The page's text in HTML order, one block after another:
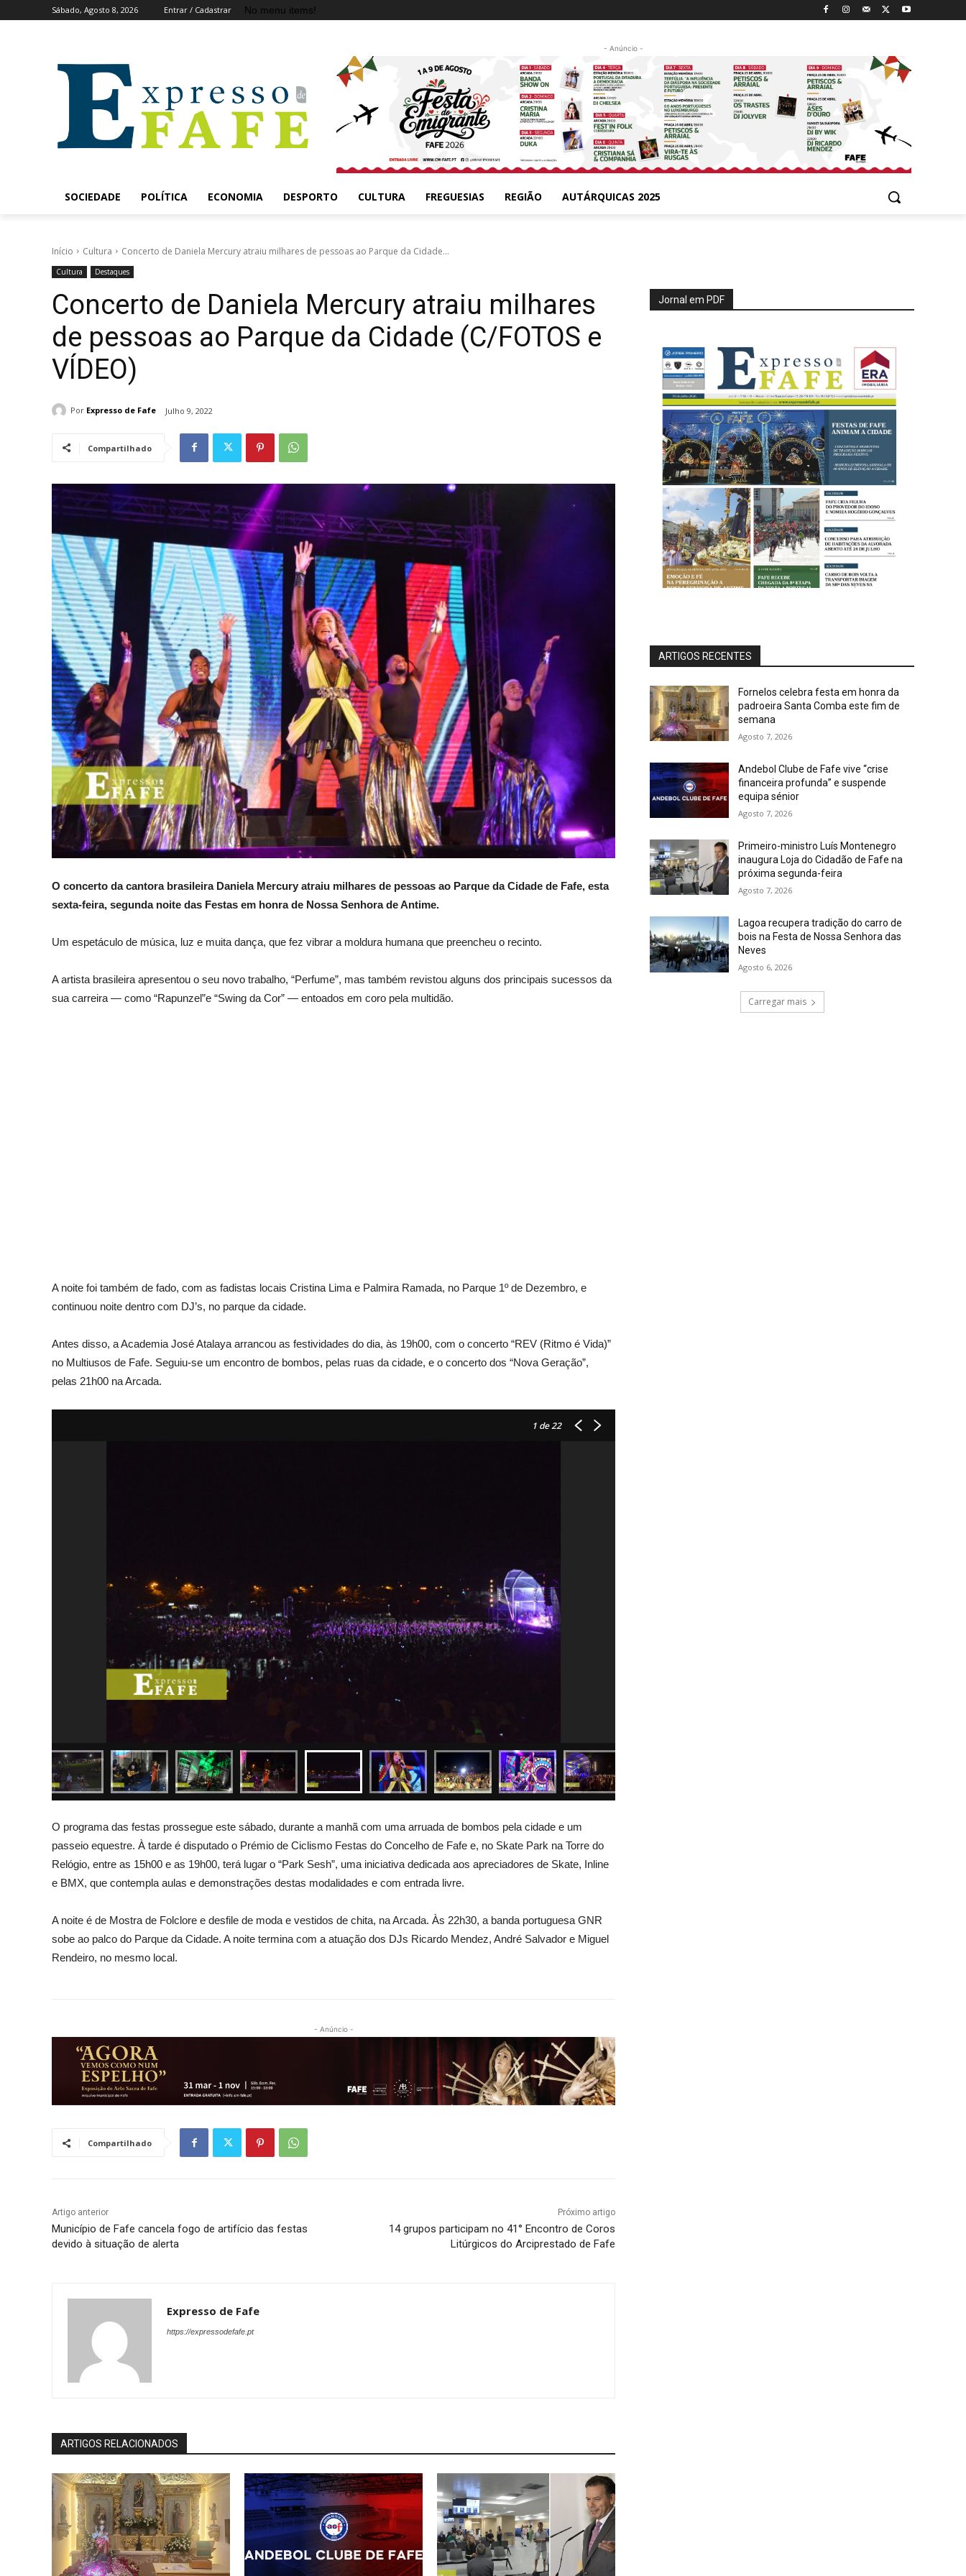
Sábado, Agosto 8, 2026 Entrar / Cadastrar No menu items!
- Anúncio -
SOCIEDADE POLÍTICA ECONOMIA DESPORTO CULTURA FREGUESIAS REGIÃO AUTÁRQUICAS 2025
Início Cultura Concerto de Daniela Mercury atraiu milhares de pessoas ao Parque da Cidade...
Cultura Destaques
Concerto de Daniela Mercury atraiu milhares
de pessoas ao Parque da Cidade (C/FOTOS e
VÍDEO)
Por Expresso de Fafe Julho 9, 2022
Compartilhado
O concerto da cantora brasileira Daniela Mercury atraiu milhares de pessoas ao Parque da Cidade de Fafe, esta
sexta-feira, segunda noite das Festas em honra de Nossa Senhora de Antime.
Um espetáculo de música, luz e muita dança, que fez vibrar a moldura humana que preencheu o recinto.
A artista brasileira apresentou o seu novo trabalho, “Perfume”, mas também revistou alguns dos principais sucessos da
sua carreira — como “Rapunzel”e “Swing da Cor” — entoados em coro pela multidão.
A noite foi também de fado, com as fadistas locais Cristina Lima e Palmira Ramada, no Parque 1º de Dezembro, e
continuou noite dentro com DJ’s, no parque da cidade.
Antes disso, a Academia José Atalaya arrancou as festividades do dia, às 19h00, com o concerto “REV (Ritmo é Vida)”
no Multiusos de Fafe. Seguiu-se um encontro de bombos, pelas ruas da cidade, e o concerto dos “Nova Geração”,
pelas 21h00 na Arcada.
1 de 22
O programa das festas prossegue este sábado, durante a manhã com uma arruada de bombos pela cidade e um
passeio equestre. À tarde é disputado o Prémio de Ciclismo Festas do Concelho de Fafe e, no Skate Park na Torre do
Relógio, entre as 15h00 e as 19h00, terá lugar o “Park Sesh”, uma iniciativa dedicada aos apreciadores de Skate, Inline
e BMX, que contempla aulas e demonstrações destas modalidades e com entrada livre.
A noite é de Mostra de Folclore e desfile de moda e vestidos de chita, na Arcada. Às 22h30, a banda portuguesa GNR
sobe ao palco do Parque da Cidade. A noite termina com a atuação dos DJs Ricardo Mendez, André Salvador e Miguel
Rendeiro, no mesmo local.
- Anúncio -
Compartilhado
Artigo anterior
Município de Fafe cancela fogo de artifício das festas
devido à situação de alerta
Próximo artigo
14 grupos participam no 41° Encontro de Coros
Litúrgicos do Arciprestado de Fafe
Expresso de Fafe
https://expressodefafe.pt
ARTIGOS RELACIONADOS
Jornal em PDF
ARTIGOS RECENTES
Fornelos celebra festa em honra da
padroeira Santa Comba este fim de
semana
Agosto 7, 2026
Andebol Clube de Fafe vive “crise
financeira profunda” e suspende
equipa sénior
Agosto 7, 2026
Primeiro-ministro Luís Montenegro
inaugura Loja do Cidadão de Fafe na
próxima segunda-feira
Agosto 7, 2026
Lagoa recupera tradição do carro de
bois na Festa de Nossa Senhora das
Neves
Agosto 6, 2026
Carregar mais